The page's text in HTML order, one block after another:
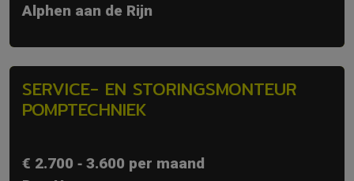
Alphen aan de Rijn
SERVICE- EN STORINGSMONTEUR
POMPTECHNIEK
€ 2.700 ‐ 3.600 per maand